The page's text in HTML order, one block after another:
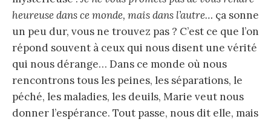
heureuse dans ce monde, mais dans l’autre… ça sonne
un peu dur, vous ne trouvez pas ? C’est ce que l’on
répond souvent à ceux qui nous disent une vérité
qui nous dérange… Dans ce monde où nous
rencontrons tous les peines, les séparations, le
péché, les maladies, les deuils, Marie veut nous
donner l’espérance. Tout passe, nous dit elle, mais